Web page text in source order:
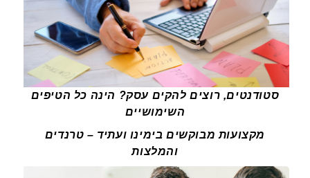
סטודנטים, רוצים להקים עסק? הינה כל הטיפים
השימושיים
מקצועות מבוקשים בימינו ועתיד – טרנדים
והמלצות